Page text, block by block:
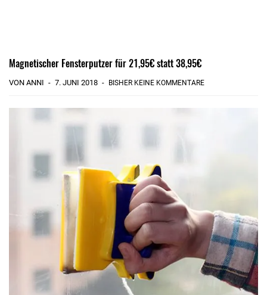
Magnetischer Fensterputzer für 21,95€ statt 38,95€
VON ANNI 7. JUNI 2018 BISHER KEINE KOMMENTARE